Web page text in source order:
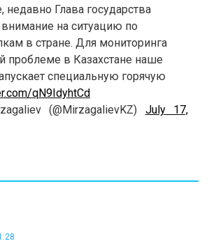
Глава государства
на ситуацию по
в стране. Для мониторинга
проблеме в Казахстане наше
специальную горячую
qN9IdyhtCd
(@MirzagalievKZ) July 17,